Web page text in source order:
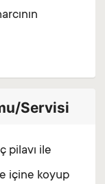
Servisi
pilavı ile
içine koyup